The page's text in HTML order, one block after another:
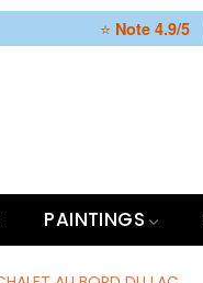
⭐ Note 4.9/5
PAINTINGS